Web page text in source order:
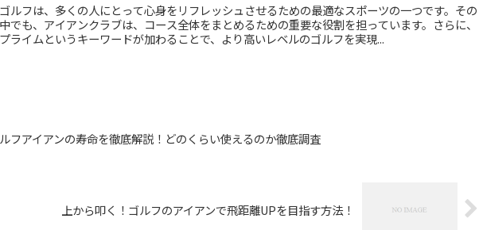
ゴルフは、多くの人にとって心身をリフレッシュさせるための最適なスポーツの一つです。その
中でも、アイアンクラブは、コース全体をまとめるための重要な役割を担っています。さらに、
プライムというキーワードが加わることで、より高いレベルのゴルフを実現...
フアイアンの寿命を徹底解説！どのくらい使えるのか徹底調査
上から叩く！ゴルフのアイアンで飛距離UPを目指す方法！